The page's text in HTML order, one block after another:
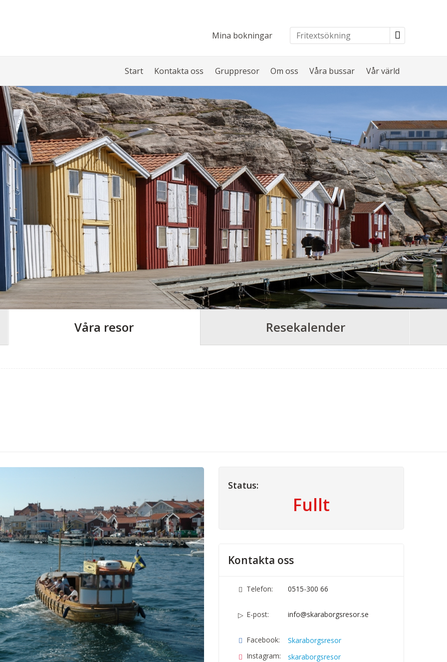
Mina bokningar
Start Kontakta oss Gruppresor Om oss Våra bussar Vår värld
Våra resor Resekalender
Status:
Fullt
Kontakta oss
Telefon: 0515-300 66
E-post: info@skaraborgsresor.se
Facebook:
Skaraborgsresor
Instagram:
skaraborgsresor